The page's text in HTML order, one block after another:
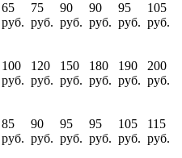
65
руб.
75
руб.
90
руб.
90
руб.
95
руб.
105
руб.
100
руб.
120
руб.
150
руб.
180
руб.
190
руб.
200
руб.
85
руб.
90
руб.
95
руб.
95
руб.
105
руб.
115
руб.